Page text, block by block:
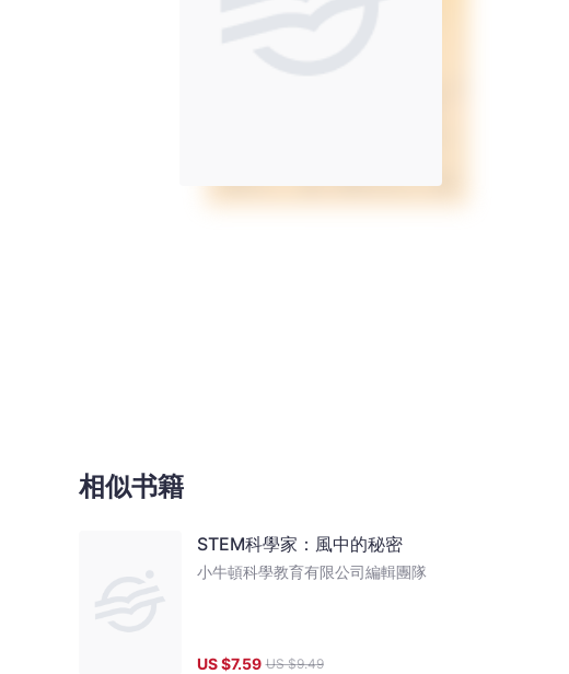
相似书籍
STEM科學家：風中的秘密
小牛頓科學教育有限公司編輯團隊
US $7.59 US $9.49